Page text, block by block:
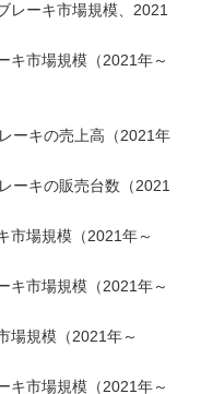
レーキ市場規模、2021
キ市場規模（2021年～
ーキの売上高（2021年
ーキの販売台数（2021
市場規模（2021年～
キ市場規模（2021年～
場規模（2021年～
キ市場規模（2021年～